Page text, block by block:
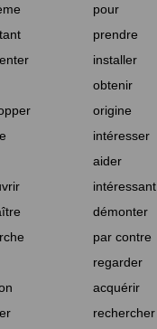
pour
prendre
installer
obtenir
origine
intéresser
aider
intéressant
démonter
par contre
regarder
acquérir
rechercher